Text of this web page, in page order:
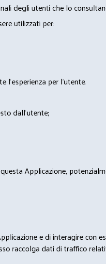
degli utenti che lo
utilizzati per:
l'esperienza per l'utente.
dall'utente;
Applicazione,
e di interagire con
raccolga dati di traffico